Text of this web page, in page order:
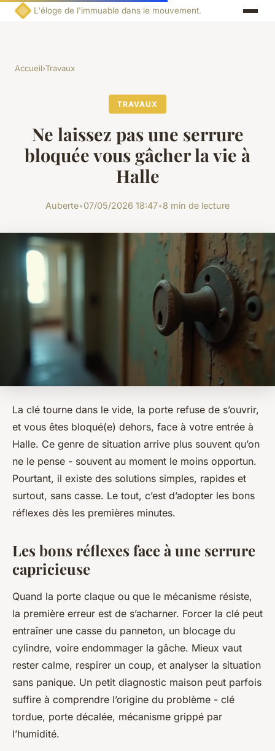
L'éloge de l'immuable dans le mouvement.
Accueil›Travaux
TRAVAUX
Ne laissez pas une serrure
bloquée vous gâcher la vie à
Halle
Auberte•07/05/2026 18:47•8 min de lecture
La clé tourne dans le vide, la porte refuse de s’ouvrir,
et vous êtes bloqué(e) dehors, face à votre entrée à
Halle. Ce genre de situation arrive plus souvent qu’on
ne le pense - souvent au moment le moins opportun.
Pourtant, il existe des solutions simples, rapides et
surtout, sans casse. Le tout, c’est d’adopter les bons
réflexes dès les premières minutes.
Les bons réflexes face à une serrure
capricieuse
Quand la porte claque ou que le mécanisme résiste,
la première erreur est de s’acharner. Forcer la clé peut
entraîner une casse du panneton, un blocage du
cylindre, voire endommager la gâche. Mieux vaut
rester calme, respirer un coup, et analyser la situation
sans panique. Un petit diagnostic maison peut parfois
suffire à comprendre l’origine du problème - clé
tordue, porte décalée, mécanisme grippé par
l’humidité.